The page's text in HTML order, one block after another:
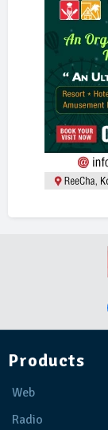
Products
Web
Radio